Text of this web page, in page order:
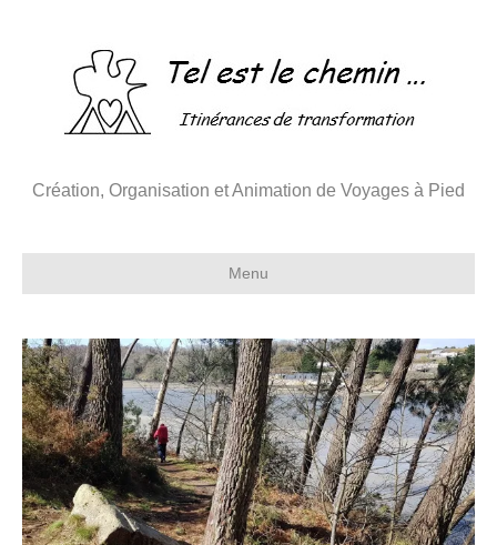
Création, Organisation et Animation de Voyages à Pied
Menu